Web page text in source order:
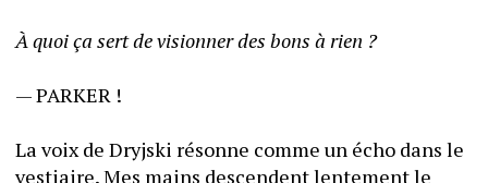
À quoi ça sert de visionner des bons à rien ?
— PARKER !
La voix de Dryjski résonne comme un écho dans le
vestiaire. Mes mains descendent lentement le